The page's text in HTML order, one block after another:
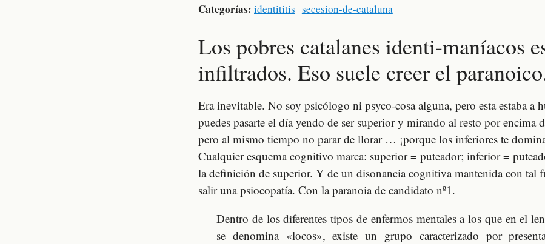
Categorías: identititis secesion-de-cataluna
Los pobres catalanes identi-maníacos
infiltrados. Eso suele creer el
Era inevitable. No soy psicólogo ni psyco-cosa alguna, pero esta estaba a
puedes pasarte el día yendo de ser superior y mirando al resto por encima
pero al mismo tiempo no parar de llorar … ¡porque los inferiores te
Cualquier esquema cognitivo marca: superior = puteador; inferior =
la definición de superior. Y de un disonancia cognitiva mantenida con tal
salir una psiocopatía. Con la paranoia de candidato nº1.
Dentro de los diferentes tipos de enfermos mentales a los que en el
se denomina «locos», existe un grupo caracterizado por